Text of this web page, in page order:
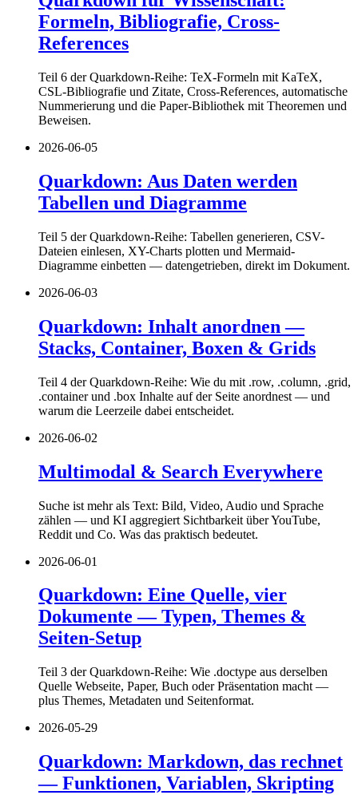
Formeln, Bibliografie, Cross-
References
Teil 6 der Quarkdown-Reihe: TeX-Formeln mit KaTeX,
CSL-Bibliografie und Zitate, Cross-References, automatische
Nummerierung und die Paper-Bibliothek mit Theoremen und
Beweisen.
2026-06-05
Quarkdown: Aus Daten werden
Tabellen und Diagramme
Teil 5 der Quarkdown-Reihe: Tabellen generieren, CSV-
Dateien einlesen, XY-Charts plotten und Mermaid-
Diagramme einbetten — datengetrieben, direkt im Dokument.
2026-06-03
Quarkdown: Inhalt anordnen —
Stacks, Container, Boxen & Grids
Teil 4 der Quarkdown-Reihe: Wie du mit .row, .column, .grid,
.container und .box Inhalte auf der Seite anordnest — und
warum die Leerzeile dabei entscheidet.
2026-06-02
Multimodal & Search Everywhere
Suche ist mehr als Text: Bild, Video, Audio und Sprache
zählen — und KI aggregiert Sichtbarkeit über YouTube,
Reddit und Co. Was das praktisch bedeutet.
2026-06-01
Quarkdown: Eine Quelle, vier
Dokumente — Typen, Themes &
Seiten-Setup
Teil 3 der Quarkdown-Reihe: Wie .doctype aus derselben
Quelle Webseite, Paper, Buch oder Präsentation macht —
plus Themes, Metadaten und Seitenformat.
2026-05-29
Quarkdown: Markdown, das rechnet
— Funktionen, Variablen, Skripting